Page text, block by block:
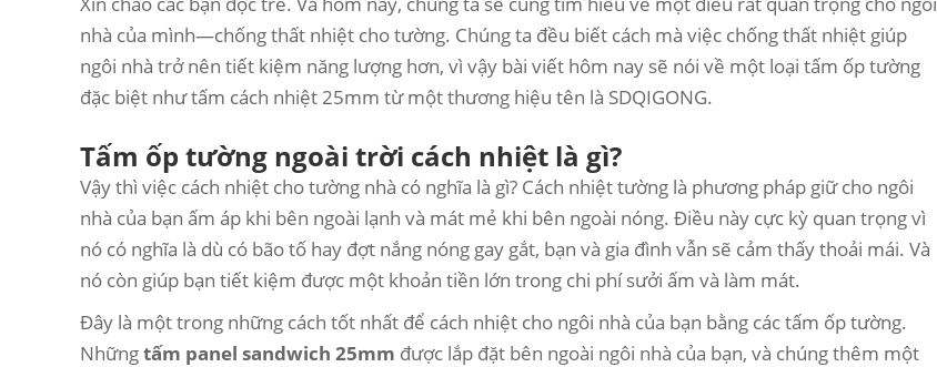
nhà của mình—chống thất nhiệt cho tường. Chúng ta đều biết cách mà việc chống thất nhiệt giúp
ngôi nhà trở nên tiết kiệm năng lượng hơn, vì vậy bài viết hôm nay sẽ nói về một loại tấm ốp tường
đặc biệt như tấm cách nhiệt 25mm từ một thương hiệu tên là SDQIGONG.
Tấm ốp tường ngoài trời cách nhiệt là gì?
Vậy thì việc cách nhiệt cho tường nhà có nghĩa là gì? Cách nhiệt tường là phương pháp giữ cho ngôi
nhà của bạn ấm áp khi bên ngoài lạnh và mát mẻ khi bên ngoài nóng. Điều này cực kỳ quan trọng vì
nó có nghĩa là dù có bão tố hay đợt nắng nóng gay gắt, bạn và gia đình vẫn sẽ cảm thấy thoải mái. Và
nó còn giúp bạn tiết kiệm được một khoản tiền lớn trong chi phí sưởi ấm và làm mát.
Đây là một trong những cách tốt nhất để cách nhiệt cho ngôi nhà của bạn bằng các tấm ốp tường.
Nhữngtấm panel sandwich 25mm được lắp đặt bên ngoài ngôi nhà của bạn, và chúng thêm một